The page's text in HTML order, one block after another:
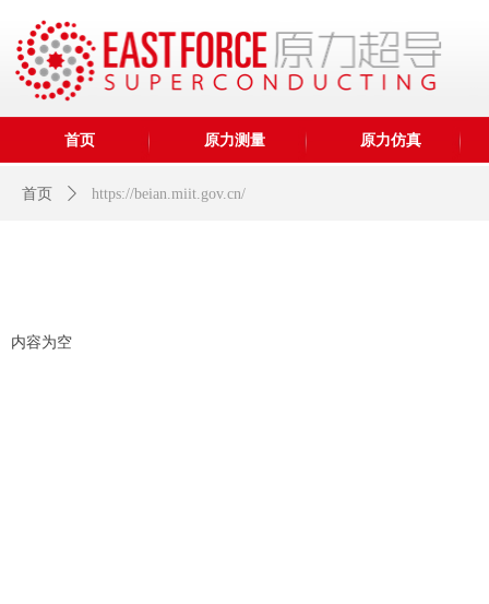
首页 原力测量 原力仿真
首页 ꄲ https://beian.miit.gov.cn/
内容为空